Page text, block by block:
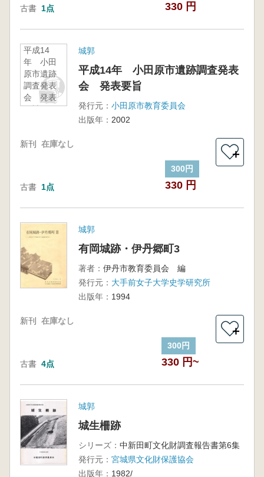
古書 1点 330 円
平成14
年 小田
原市遺跡
調査発表
会 発表
要旨
城郭
平成14年 小田原市遺跡調査発表
会 発表要旨
発行元： 小田原市教育委員会
出版年： 2002
新刊 在庫なし
古書 1点
300円
330 円
＋
城郭
有岡城跡・伊丹郷町3
著者： 伊丹市教育委員会 編
発行元： 大手前女子大学史学研究所
出版年： 1994
新刊 在庫なし
古書 4点
300円
330 円~
＋
城郭
城生柵跡
シリーズ： 中新田町文化財調査報告書第6集
発行元： 宮城県文化財保護協会
出版年： 1982/